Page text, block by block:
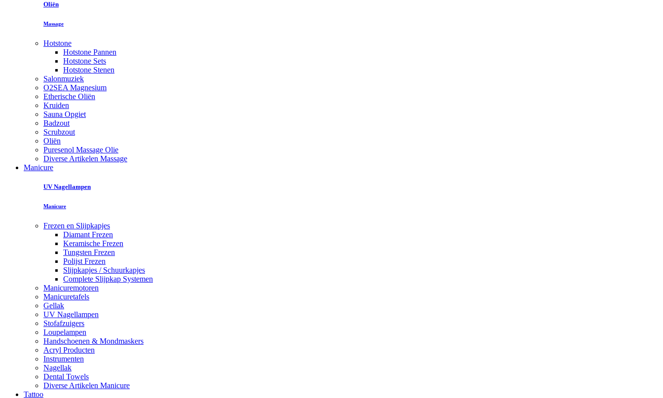
Oliën
Massage
Hotstone
Hotstone Pannen
Hotstone Sets
Hotstone Stenen
Salonmuziek
O2SEA Magnesium
Etherische Oliën
Kruiden
Sauna Opgiet
Badzout
Scrubzout
Oliën
Puresenol Massage Olie
Diverse Artikelen Massage
Manicure
UV Nagellampen
Manicure
Frezen en Slijpkapjes
Diamant Frezen
Keramische Frezen
Tungsten Frezen
Polijst Frezen
Slijpkapjes / Schuurkapjes
Complete Slijpkap Systemen
Manicuremotoren
Manicuretafels
Gellak
UV Nagellampen
Stofafzuigers
Loupelampen
Handschoenen & Mondmaskers
Acryl Producten
Instrumenten
Nagellak
Dental Towels
Diverse Artikelen Manicure
Tattoo